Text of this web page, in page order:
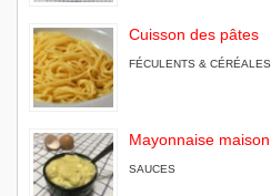
Cuisson des pâtes
FÉCULENTS & CÉRÉALES
Mayonnaise maison
SAUCES